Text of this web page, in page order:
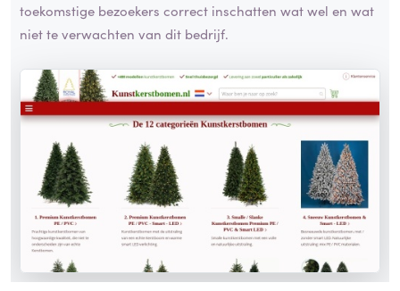
toekomstige bezoekers correct inschatten wat wel en wat
niet te verwachten van dit bedrijf.